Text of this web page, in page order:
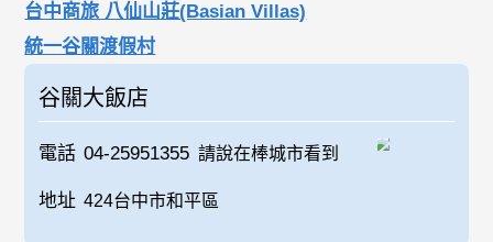
台中商旅 八仙山莊(Basian Villas)
統一谷關渡假村
谷關大飯店
電話 04-25951355 請說在棒城市看到
地址 424台中市和平區